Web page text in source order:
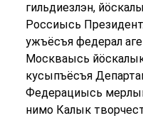
гильдиезлэн,
Россиысь
ужъёсъя федерал
Москваысь
кусыпъёсъя
Федерациысь
нимо Калык